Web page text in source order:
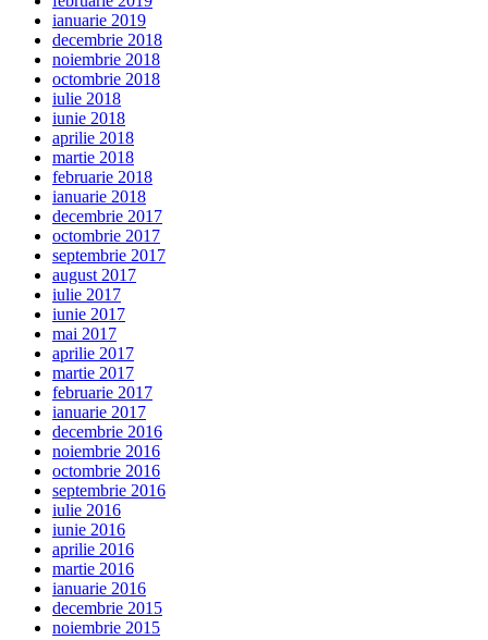
ianuarie 2019
decembrie 2018
noiembrie 2018
octombrie 2018
iulie 2018
iunie 2018
aprilie 2018
martie 2018
februarie 2018
ianuarie 2018
decembrie 2017
octombrie 2017
septembrie 2017
august 2017
iulie 2017
iunie 2017
mai 2017
aprilie 2017
martie 2017
februarie 2017
ianuarie 2017
decembrie 2016
noiembrie 2016
octombrie 2016
septembrie 2016
iulie 2016
iunie 2016
aprilie 2016
martie 2016
ianuarie 2016
decembrie 2015
noiembrie 2015